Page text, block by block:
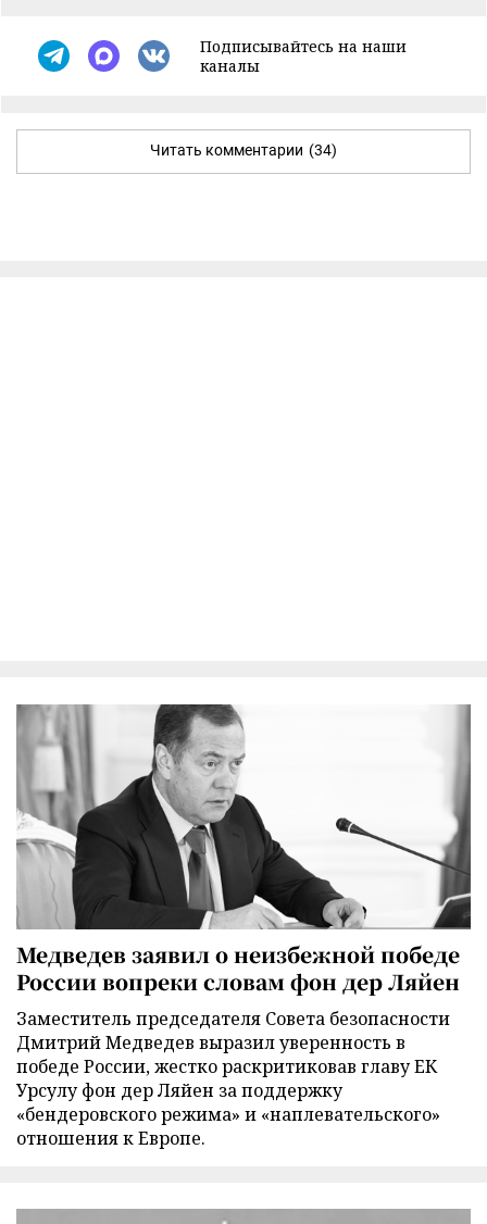
Подписывайтесь на наши
каналы
Читать комментарии (34)
Медведев заявил о неизбежной победе
России вопреки словам фон дер Ляйен
Заместитель председателя Совета безопасности
Дмитрий Медведев выразил уверенность в
победе России, жестко раскритиковав главу ЕК
Урсулу фон дер Ляйен за поддержку
«бендеровского режима» и «наплевательского»
отношения к Европе.